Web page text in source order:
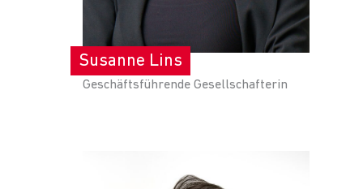
Susanne Lins
Geschäftsführende Gesellschafterin